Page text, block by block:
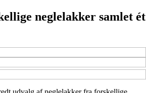
neglelakker samlet ét